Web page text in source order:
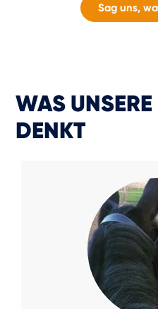
Sag uns,
WAS
DENKT